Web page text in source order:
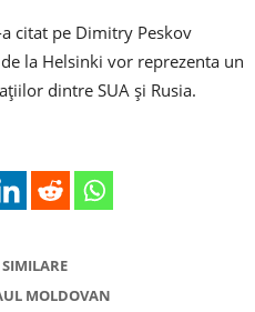
citat pe Dimitry Peskov
la Helsinki vor reprezenta un
dintre SUA și Rusia.
MOLDOVAN